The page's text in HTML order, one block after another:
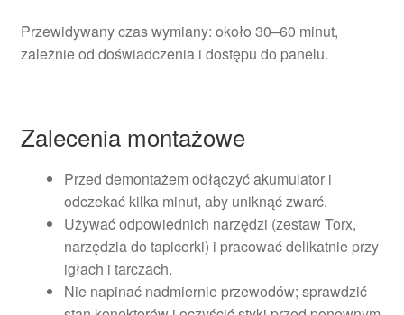
Przewidywany czas wymiany: około 30–60 minut,
zależnie od doświadczenia i dostępu do panelu.
Zalecenia montażowe
Przed demontażem odłączyć akumulator i
odczekać kilka minut, aby uniknąć zwarć.
Używać odpowiednich narzędzi (zestaw Torx,
narzędzia do tapicerki) i pracować delikatnie przy
igłach i tarczach.
Nie napinać nadmiernie przewodów; sprawdzić